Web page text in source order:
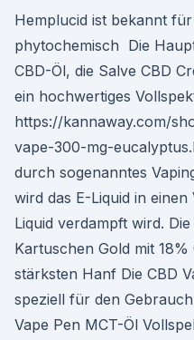
Hemplucid ist bekannt
phytochemisch Die
CBD-Öl, die Salve CBD
ein hochwertiges
https://kannaway.com/
vape-300-mg-
durch sogenanntes
wird das E-Liquid in
Liquid verdampft wird.
Kartuschen Gold mit
stärksten Hanf Die CBD
speziell für den
Vape Pen MCT-Öl